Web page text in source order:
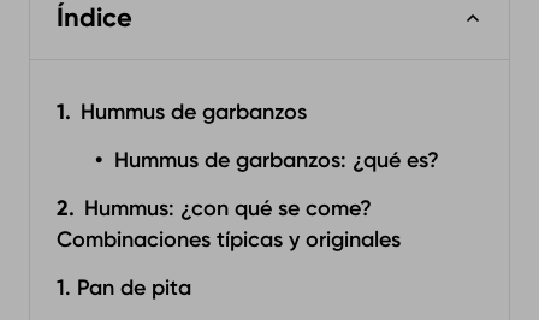
Índice
Hummus de garbanzos
Hummus de garbanzos: ¿qué es?‍
Hummus: ¿con qué se come?
Combinaciones típicas y originales‍
1. Pan de pita